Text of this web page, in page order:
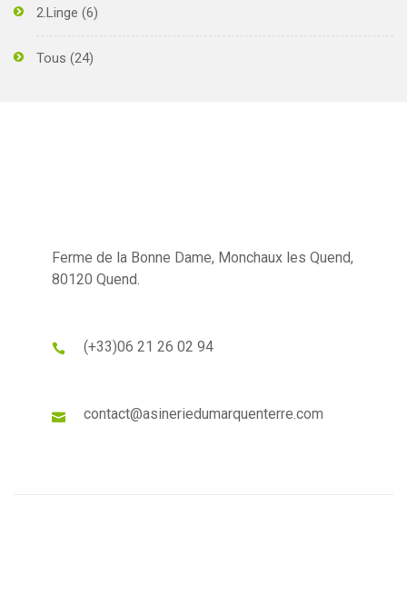
2.Linge (6)
Tous (24)
Ferme de la Bonne Dame, Monchaux les Quend,
80120 Quend.
(+33)06 21 26 02 94
contact@asineriedumarquenterre.com